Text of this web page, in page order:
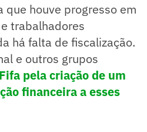
que houve progresso em
trabalhadores
há falta de fiscalização.
e outros grupos
pela criação de um
financeira a esses